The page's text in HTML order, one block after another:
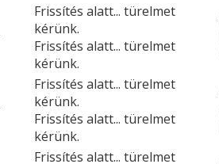
Frissítés alatt... türelmet
kérünk.
Frissítés alatt... türelmet
kérünk.
Frissítés alatt... türelmet
kérünk.
Frissítés alatt... türelmet
kérünk.
Frissítés alatt... türelmet